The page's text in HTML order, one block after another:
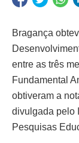
Bragança
entre as três
Fundamental
obtiveram a
divulgada pelo
Pesquisas